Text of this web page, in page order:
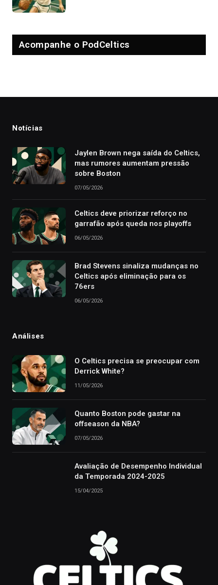
Acompanhe o PodCeltics
Notícias
Jaylen Brown nega saída do Celtics,
mas rumores aumentam pressão
sobre Boston
07/05/2026
Celtics deve priorizar reforço no
garrafão após queda nos playoffs
06/05/2026
Brad Stevens sinaliza mudanças no
Celtics após eliminação para os
76ers
06/05/2026
Análises
O Celtics precisa se preocupar com
Derrick White?
11/05/2026
Quanto Boston pode gastar na
offseason da NBA?
07/05/2026
Avaliação de Desempenho Individual
da Temporada 2024-2025
15/04/2025